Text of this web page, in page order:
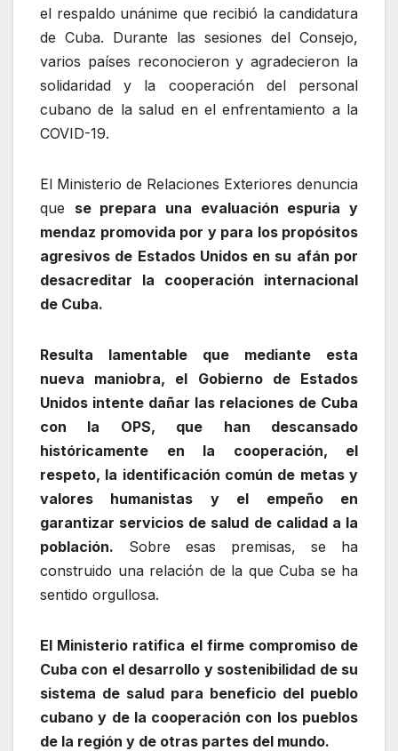
el respaldo unánime que recibió la candidatura
de Cuba. Durante las sesiones del Consejo,
varios países reconocieron y agradecieron la
solidaridad y la cooperación del personal
cubano de la salud en el enfrentamiento a la
COVID-19.
El Ministerio de Relaciones Exteriores denuncia
que se prepara una evaluación espuria y
mendaz promovida por y para los propósitos
agresivos de Estados Unidos en su afán por
desacreditar la cooperación internacional
de Cuba.
Resulta lamentable que mediante esta
nueva maniobra, el Gobierno de Estados
Unidos intente dañar las relaciones de Cuba
con la OPS, que han descansado
históricamente en la cooperación, el
respeto, la identificación común de metas y
valores humanistas y el empeño en
garantizar servicios de salud de calidad a la
población. Sobre esas premisas, se ha
construido una relación de la que Cuba se ha
sentido orgullosa.
El Ministerio ratifica el firme compromiso de
Cuba con el desarrollo y sostenibilidad de su
sistema de salud para beneficio del pueblo
cubano y de la cooperación con los pueblos
de la región y de otras partes del mundo.